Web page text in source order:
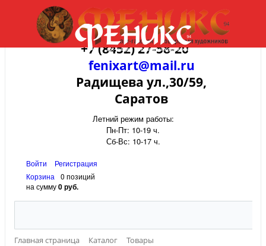
+7 (8452) 27-58-20
fenixart@mail.ru
Радищева ул.,30/59,
Саратов
Летний режим работы:
Пн-Пт: 10-19 ч.
Сб-Вс: 10-17 ч.
Войти
Регистрация
Корзина
0 позиций
на сумму0 руб.
Главная страница Каталог
Товары